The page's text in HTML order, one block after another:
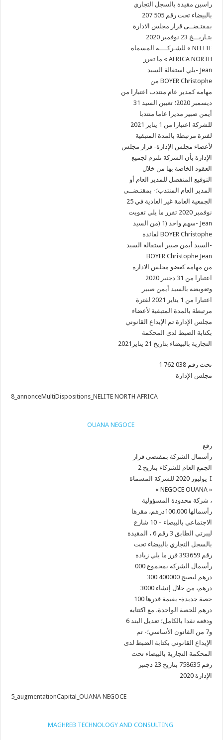
راسين مقيدة بالسجل التجاري
بالبيضاء تحت رقم 505 207
بمقتـضــى قرار مجلس الادارة
بتـاريـــخ 23 نوفمبر 2020
للشـركــــة المسماة « NELITE
ما تقرر « AFRICA NORTH
يلي استقالة السيد- Jean
من BOYER Christophe
مهامه كمدير عام منتدب اعتبارا من
31 ديسمبر 2020؛ تعيين السيد
أيمن صبير مديرا عاما منتدبا
للشركة اعتبارا من 1 يناير 2021
لفترة مرتبطة بالمدة المتبقية
لأعضاء مجلس الإدارة- قرار مجلس
الإدارة بأن الشركة تلتزم لجميع
العقود الخاصة بها من خلال
التوقيع المنفصل للمدير العام أو
المدير العام المنتدب؛- بمقتـضــى
الجمعية العامة غير العادية في 25
نوفمبر 2020 تقرر ما يلي تفويت
سهم واحد (1 (من السيد- Jean
لفائدة BOYER Christophe
السيد أيمن صبير استقالة السيد-
BOYER Christophe Jean
من مهامه كعضو مجلس الادارة
اعتبارا من 31 دجنبر 2020
وتعويضه بالسيد أيمن صبير
اعتبارا من 1 يناير 2021 لفترة
مرتبطة بالمدة المتبقية لأعضاء
مجلس الإدارة تم الإيداع القانوني
بكتابة الضبط لدى المحكمة
2021التجارية بالبيضاء بتاريخ 21 يناير
1 تحت رقم 038 762
مجلس الإدارة
8_annonceMultiDispositions_NELITE NORTH AFRICA
OUANA NEGOCE
رفع
رأسمال الشركة بمقتضى قرار
الجمع العام للشركاء بتاريخ 2
يوليوز 2020 للشركة المسماة-I
« NEGOCE OUANA »
شركة محدودة المسؤولية ،
رأسمالها 100.000درهم، مقرها
الاجتماعي بالبيضاء – 10 شارع
ليبرتي الطابق 3 رقم 6 ، المقيدة
بالسجل التجاري بالبيضاء تحت
رقم 393659 قرر ما يلي زيادة
رأسمال الشركة بمجموع 000
300 درهم ليصبح 400000
درهم، من خلال إنشاء 3000
حصة جديدة- بقيمة قدرها 100
درهم للحصة الواحدة، مع اكتتابه
ودفعه نقدا بالكامل؛ تعديل البند 6
و7 من القانون الأساسي؛- تم
الإيداع القانوني بكتابة الضبط لدى
المحكمة التجارية بالبيضاء تحت
رقم 758635 بتاريخ 23 دجنبر
2020 الإدارة
5_augmentationCapital_OUANA NEGOCE
MAGHREB TECHNOLOGY AND CONSULTING